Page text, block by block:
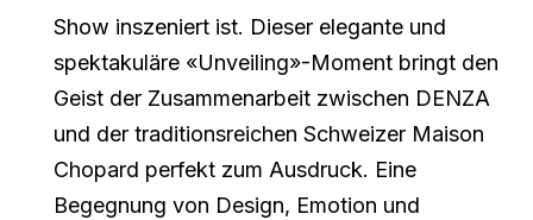
Show inszeniert ist. Dieser elegante und
spektakuläre «Unveiling»-Moment bringt den
Geist der Zusammenarbeit zwischen DENZA
und der traditionsreichen Schweizer Maison
Chopard perfekt zum Ausdruck. Eine
Begegnung von Design, Emotion und